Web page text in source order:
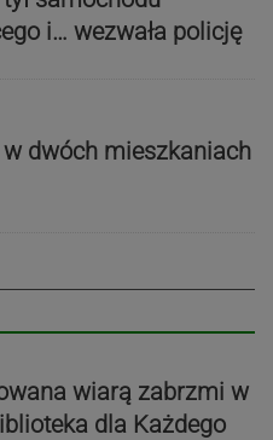
i… wezwała policję
dwóch mieszkaniach
wiarą zabrzmi w
dla Każdego